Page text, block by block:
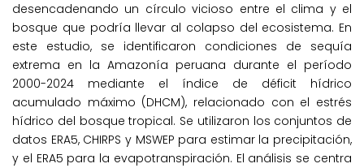
desencadenando un círculo vicioso entre el clima y el
bosque que podría llevar al colapso del ecosistema. En
este estudio, se identificaron condiciones de sequía
extrema en la Amazonía peruana durante el período
2000-2024 mediante el índice de déficit hídrico
acumulado máximo (DHCM), relacionado con el estrés
hídrico del bosque tropical. Se utilizaron los conjuntos de
datos ERA5, CHIRPS y MSWEP para estimar la precipitación,
y el ERA5 para la evapotranspiración. El análisis se centra